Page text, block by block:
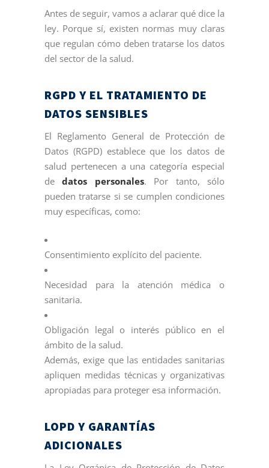
Antes de seguir, vamos a aclarar qué dice la
ley. Porque sí, existen normas muy claras
que regulan cómo deben tratarse los datos
del sector de la salud.
RGPD Y EL TRATAMIENTO DE
DATOS SENSIBLES
El Reglamento General de Protección de
Datos (RGPD) establece que los datos de
salud pertenecen a una categoría especial
dedatos personales. Por tanto, sólo
pueden tratarse si se cumplen condiciones
muy específicas, como:
Consentimiento explícito del paciente.
Necesidad para la atención médica o
sanitaria.
Obligación legal o interés público en el
ámbito de la salud.
Además, exige que las entidades sanitarias
apliquen medidas técnicas y organizativas
apropiadas para proteger esa información.
LOPD Y GARANTÍAS
ADICIONALES